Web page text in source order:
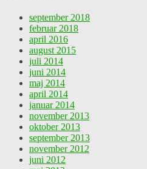
september 2018
februar 2018
april 2016
august 2015
juli 2014
juni 2014
maj 2014
april 2014
januar 2014
november 2013
oktober 2013
september 2013
november 2012
juni 2012